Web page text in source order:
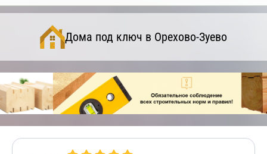
Дома под ключ в Орехово-Зуево